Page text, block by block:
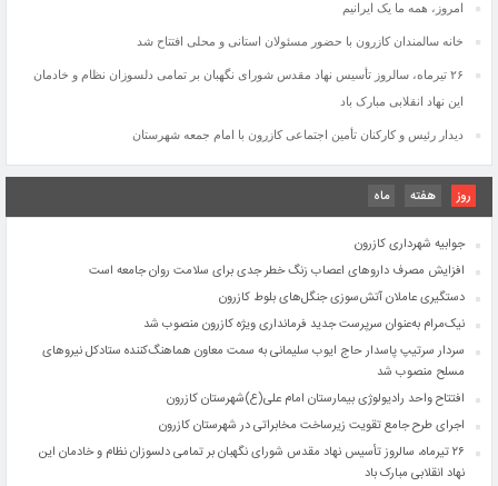
امروز، همه ما یک ایرانیم
خانه سالمندان کازرون با حضور مسئولان استانی و محلی افتتاح شد
۲۶ تیرماه، سالروز تأسیس نهاد مقدس شورای نگهبان بر تمامی دلسوزان نظام و خادمان
این نهاد انقلابی مبارک باد
دیدار رئیس و کارکنان تأمین اجتماعی کازرون با امام جمعه شهرستان
روز هفته ماه
سردار سرتیپ پاسدار حاج ایوب سلیمانی به سمت معاون هماهنگ‌کننده ستادکل نیروهای
مسلح منصوب شد
افتتاح واحد رادیولوژی بیمارستان امام علی(ع)شهرستان کازرون
اجرای طرح جامع تقویت زیرساخت مخابراتی در شهرستان کازرون
۲۶ تیرماه، سالروز تأسیس نهاد مقدس شورای نگهبان بر تمامی دلسوزان نظام و خادمان این
نهاد انقلابی مبارک باد
دیدار رئیس و کارکنان تأمین اجتماعی کازرون با امام جمعه شهرستان
شهادت جانگداز جوان برومند کازرونی درپی حمله ناجوانمردانه آمریکایی–صهیونیستی در منطقه
ایرانشهر
جوابیه شهرداری کازرون
افزایش مصرف داروهای اعصاب زنگ خطر جدی برای سلامت روان جامعه است
دستگیری عاملان آتش‌سوزی جنگل‌های بلوط کازرون
نیک‌مرام به‌عنوان سرپرست جدید فرمانداری ویژه کازرون منصوب شد
سردار سرتیپ پاسدار حاج ایوب سلیمانی به سمت معاون هماهنگ‌کننده ستادکل نیروهای
مسلح منصوب شد
افتتاح واحد رادیولوژی بیمارستان امام علی(ع)شهرستان کازرون
اجرای طرح جامع تقویت زیرساخت مخابراتی در شهرستان کازرون
۲۶ تیرماه، سالروز تأسیس نهاد مقدس شورای نگهبان بر تمامی دلسوزان نظام و خادمان این
نهاد انقلابی مبارک باد